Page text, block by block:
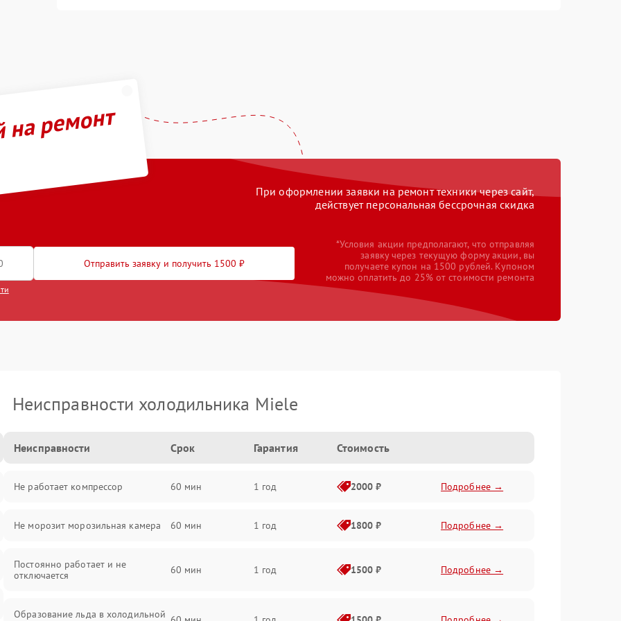
ремонт
При оформлении заявки на ремонт техники через сайт,
действует персональная бессрочная скидка
Отправить заявку и получить 1500 ₽
*Условия акции предполагают, что отправляя
заявку через текущую форму акции, вы
получаете купон на 1500 рублей. Купоном
можно оплатить до 25% от стоимости ремонта
Неисправности холодильника Miele
Неисправности Срок Гарантия Стоимость
Не работает компрессор 60 мин 1 год 2000 ₽ Подробнее →
Не морозит морозильная камера 60 мин 1 год 1800 ₽ Подробнее →
Постоянно работает и не
отключается
60 мин 1 год 1500 ₽ Подробнее →
Образование льда в холодильной